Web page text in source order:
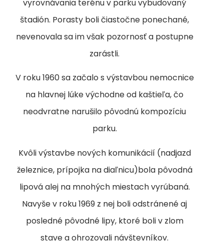
vyrovnávania terénu v parku vybudovaný
štadión. Porasty boli čiastočne ponechané,
nevenovala sa im však pozornosť a postupne
zarástli.
V roku 1960 sa začalo s výstavbou nemocnice
na hlavnej lúke východne od kaštieľa, čo
neodvratne narušilo pôvodnú kompozíciu
parku.
Kvôli výstavbe nových komunikácií (nadjazd
železnice, prípojka na diaľnicu)bola pôvodná
lipová alej na mnohých miestach vyrúbaná.
Navyše v roku 1969 z nej boli odstránené aj
posledné pôvodné lipy, ktoré boli v zlom
stave a ohrozovali návštevníkov.